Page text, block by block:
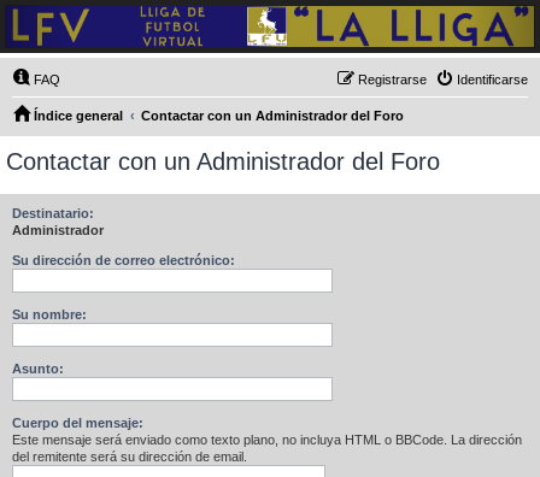
FAQ Identificarse
Registrarse
Índice general Contactar con un Administrador del Foro
Contactar con un Administrador del Foro
Destinatario:
Administrador
Su dirección de correo electrónico:
Su nombre:
Asunto:
Cuerpo del mensaje:
Este mensaje será enviado como texto plano, no incluya HTML o BBCode. La dirección
del remitente será su dirección de email.